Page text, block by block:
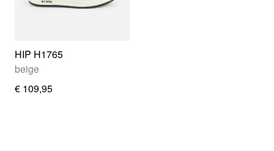
HIP H1765
beige
€ 109,95